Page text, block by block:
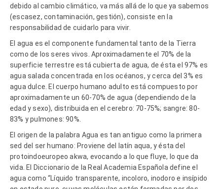
debido al cambio climático, va más allá de lo que ya sabemos
(escasez, contaminación, gestión), consiste en la
responsabilidad de cuidarlo para vivir.
El agua es el componente fundamental tanto de la Tierra
como de los seres vivos. Aproximadamente el 70% de la
superficie terrestre está cubierta de agua, de ésta el 97% es
agua salada concentrada en los océanos, y cerca del 3% es
agua dulce. El cuerpo humano adulto está compuesto por
aproximadamente un 60-70% de agua (dependiendo de la
edad y sexo), distribuida en el cerebro: 70-75%; sangre: 80-
83% y pulmones: 90%.
El origen de la palabra Agua es tan antiguo como la primera
sed del ser humano: Proviene del latín aqua, y ésta del
protoindoeuropeo akwa, evocando a lo que fluye, lo que da
vida. El Diccionario de la Real Academia Española define el
agua como “Líquido transparente, incoloro, inodoro e insípido